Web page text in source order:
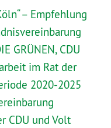
– Empfehlung
GRÜNEN, CDU
im Rat der
2020-2025
CDU und Volt